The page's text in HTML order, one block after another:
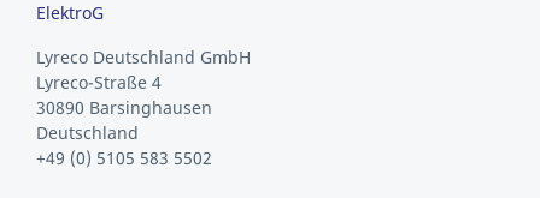
ElektroG
Lyreco Deutschland GmbH
Lyreco-Straße 4
30890 Barsinghausen
Deutschland
+49 (0) 5105 583 5502